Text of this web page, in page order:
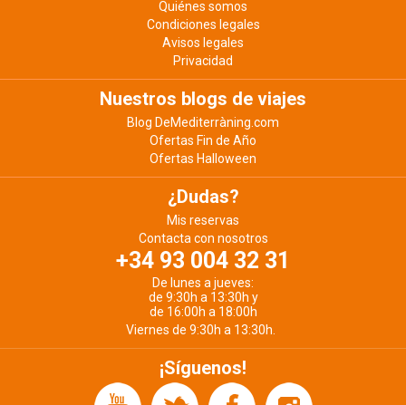
Quiénes somos
Condiciones legales
Avisos legales
Privacidad
Nuestros blogs de viajes
Blog DeMediterràning.com
Ofertas Fin de Año
Ofertas Halloween
¿Dudas?
Mis reservas
Contacta con nosotros
+34 93 004 32 31
De lunes a jueves:
de 9:30h a 13:30h y
de 16:00h a 18:00h
Viernes de 9:30h a 13:30h.
¡Síguenos!